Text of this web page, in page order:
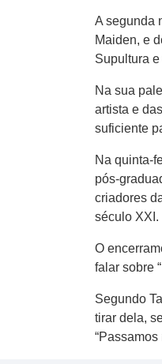
A segunda
Maiden, e
Supultura
Na sua
artista e
suficiente
Na quinta-
pós-
criadores
século XXI.
O
falar sobre
Segundo
tirar dela,